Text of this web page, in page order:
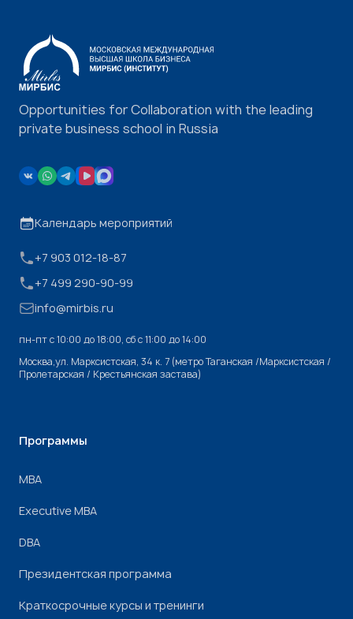
Opportunities for Collaboration with the leading
private business school in Russia
Календарь мероприятий
+7 903 012-18-87
+7 499 290-90-99
info@mirbis.ru
пн-пт с 10:00 до 18:00, cб с 11:00 до 14:00
Москва,ул. Марксистская, 34 к. 7 (метро Таганская /Марксистская /
Пролетарская / Крестьянская застава)
Программы
МВА
Executive MBA
DBA
Президентская программа
Краткосрочные курсы и тренинги